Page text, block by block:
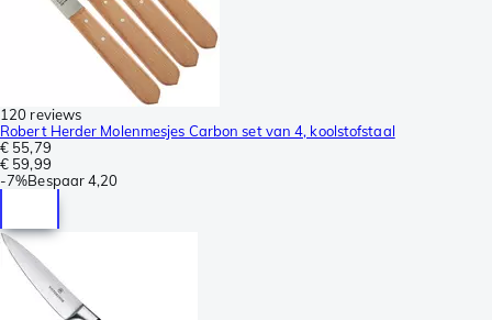
120 reviews
Robert Herder Molenmesjes Carbon set van 4, koolstofstaal
€ 55,79
€ 59,99
-7%Bespaar4,20